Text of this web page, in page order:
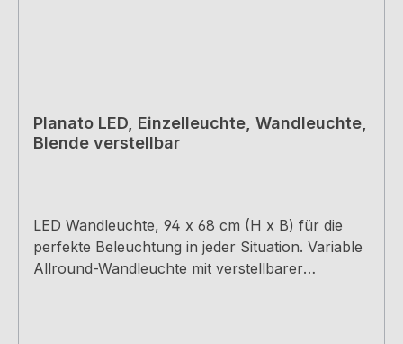
Planato LED, Einzelleuchte, Wandleuchte,
Blende verstellbar
LED Wandleuchte, 94 x 68 cm (H x B) für die
perfekte Beleuchtung in jeder Situation. Variable
Allround-Wandleuchte mit verstellbarer